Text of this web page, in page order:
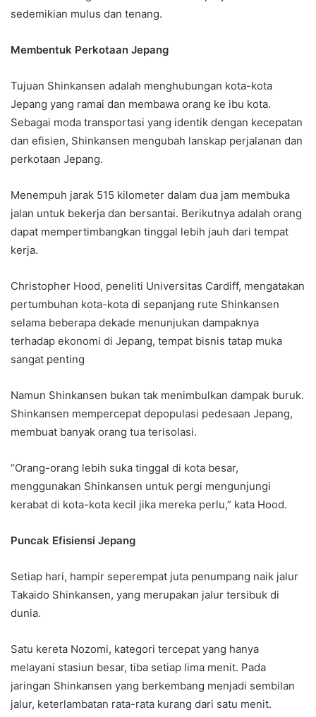
sedemikian mulus dan tenang.
Membentuk Perkotaan Jepang
Tujuan Shinkansen adalah menghubungan kota-kota
Jepang yang ramai dan membawa orang ke ibu kota.
Sebagai moda transportasi yang identik dengan kecepatan
dan efisien, Shinkansen mengubah lanskap perjalanan dan
perkotaan Jepang.
Menempuh jarak 515 kilometer dalam dua jam membuka
jalan untuk bekerja dan bersantai. Berikutnya adalah orang
dapat mempertimbangkan tinggal lebih jauh dari tempat
kerja.
Christopher Hood, peneliti Universitas Cardiff, mengatakan
pertumbuhan kota-kota di sepanjang rute Shinkansen
selama beberapa dekade menunjukan dampaknya
terhadap ekonomi di Jepang, tempat bisnis tatap muka
sangat penting
Namun Shinkansen bukan tak menimbulkan dampak buruk.
Shinkansen mempercepat depopulasi pedesaan Jepang,
membuat banyak orang tua terisolasi.
“Orang-orang lebih suka tinggal di kota besar,
menggunakan Shinkansen untuk pergi mengunjungi
kerabat di kota-kota kecil jika mereka perlu,” kata Hood.
Puncak Efisiensi Jepang
Setiap hari, hampir seperempat juta penumpang naik jalur
Takaido Shinkansen, yang merupakan jalur tersibuk di
dunia.
Satu kereta Nozomi, kategori tercepat yang hanya
melayani stasiun besar, tiba setiap lima menit. Pada
jaringan Shinkansen yang berkembang menjadi sembilan
jalur, keterlambatan rata-rata kurang dari satu menit.